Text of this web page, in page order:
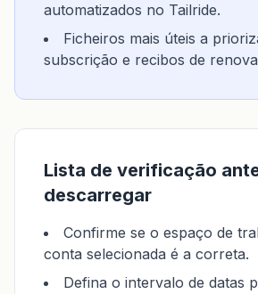
automatizados no Tailride.
Ficheiros mais úteis a
subscrição e recibos de
Lista de verificação
descarregar
Confirme se o espaço de
conta selecionada é a correta.
Defina o intervalo de datas